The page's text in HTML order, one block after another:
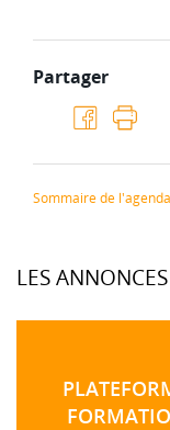
Partager
Sommaire de l'agenda
LES